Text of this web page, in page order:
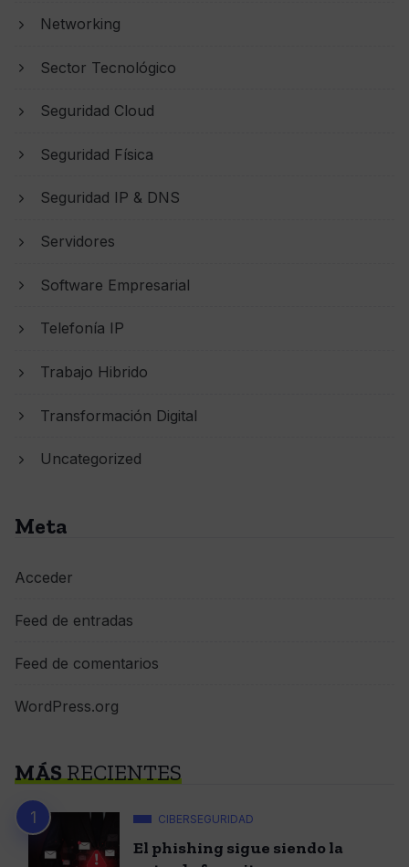
Networking
Sector Tecnológico
Seguridad Cloud
Seguridad Física
Seguridad IP & DNS
Servidores
Software Empresarial
Telefonía IP
Trabajo Hibrido
Transformación Digital
Uncategorized
Meta
Acceder
Feed de entradas
Feed de comentarios
WordPress.org
MÁSRECIENTES
CIBERSEGURIDAD
El phishing sigue siendo la